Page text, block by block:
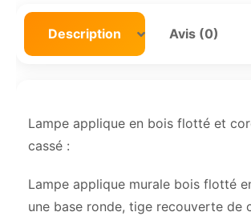
Description Avis (0)
Lampe applique en bois flotté et
cassé :
Lampe applique murale bois flotté
une base ronde, tige recouverte de